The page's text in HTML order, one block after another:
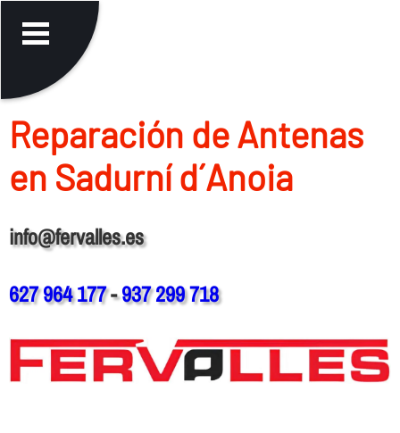
Reparación de Antenas
en Sadurní d´Anoia
info@fervalles.es
627 964 177-937 299 718